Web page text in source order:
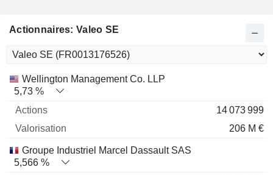
Actionnaires: Valeo SE
Nom Actions % Valorisation
Wellington Management Co. LLP
5,73 %
14 073 999
206 M €
Groupe Industriel Marcel Dassault SAS
5,566 %